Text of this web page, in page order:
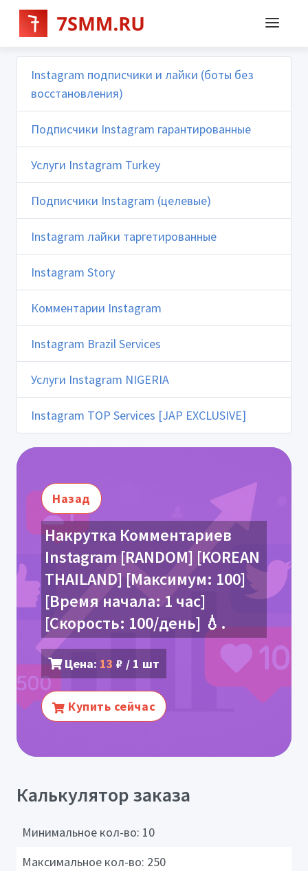
Instagram подписчики и лайки (боты без
восстановления)
Подписчики Instagram гарантированные
Услуги Instagram Turkey
Подписчики Instagram (целевые)
Instagram лайки таргетированные
Instagram Story
Комментарии Instagram
Instagram Brazil Services
Услуги Instagram NIGERIA
Instagram TOP Services [JAP EXCLUSIVE]
Назад
Накрутка Комментариев
Instagram [RANDOM] [KOREAN
THAILAND] [Максимум: 100]
[Время начала: 1 час]
[Скорость: 100/день] 💧.
Цена: 13 ₽ / 1 шт
Купить сейчас
Калькулятор заказа
Минимальное кол-во: 10
Максимальное кол-во: 250